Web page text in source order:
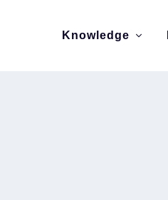
Knowledge